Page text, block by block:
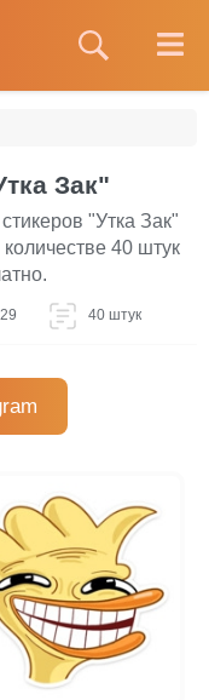
Зак"
"Утка Зак"
40 штук
40 штук